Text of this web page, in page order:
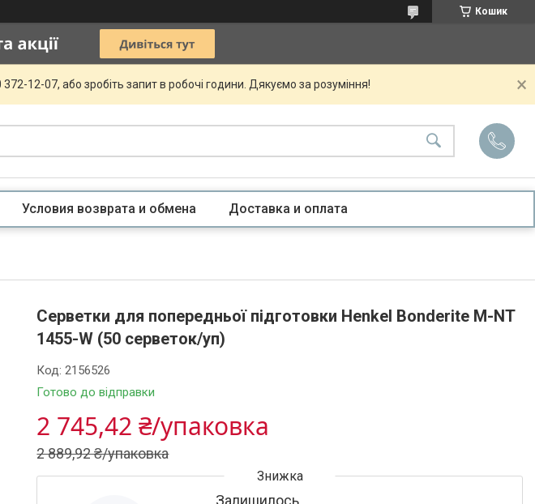
Кошик
12-07, або зробіть запит в робочі години. Дякуємо за розуміння!
Условия возврата и обмена Доставка и оплата
Серветки для попередньої підготовки Henkel Bonderite M-NT
1455-W (50 серветок/уп)
Готово до відправки
Код:2156526
2 889,92 ₴/упаковка
2 745,42 ₴/упаковка
Залишилось